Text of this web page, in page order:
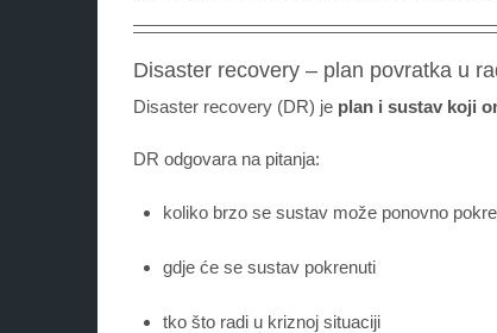
Disaster recovery – plan povratka u
Disaster recovery (DR) je plan i sustav koji
DR odgovara na pitanja:
koliko brzo se sustav može ponovno
gdje će se sustav pokrenuti
tko što radi u kriznoj situaciji